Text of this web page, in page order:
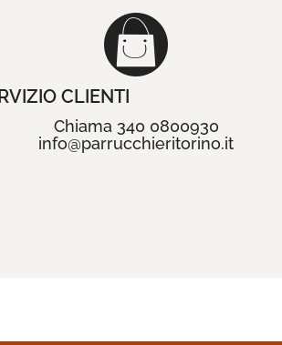
CLIENTI
Chiama 340 0800930
info@parrucchieritorino.it